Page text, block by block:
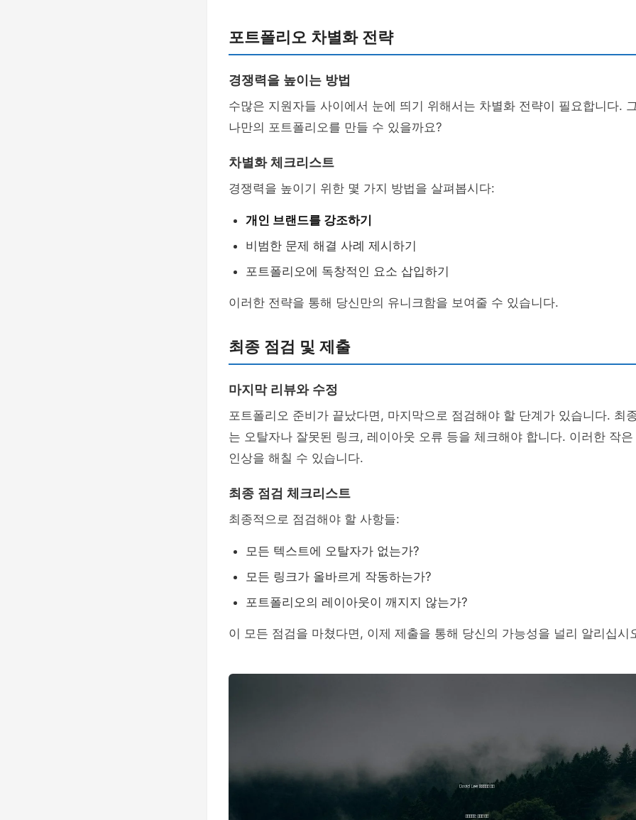
포트폴리오 차별화 전략
경쟁력을 높이는 방법
수많은 지원자들 사이에서 눈에 띄기 위해서는 차별화 전략이 필요합니다.
나만의 포트폴리오를 만들 수 있을까요?
차별화 체크리스트
경쟁력을 높이기 위한 몇 가지 방법을 살펴봅시다:
개인 브랜드를 강조하기
비범한 문제 해결 사례 제시하기
포트폴리오에 독창적인 요소 삽입하기
이러한 전략을 통해 당신만의 유니크함을 보여줄 수 있습니다.
최종 점검 및 제출
마지막 리뷰와 수정
포트폴리오 준비가 끝났다면, 마지막으로 점검해야 할 단계가 있습니다. 최
는 오탈자나 잘못된 링크, 레이아웃 오류 등을 체크해야 합니다. 이러한 작
인상을 해칠 수 있습니다.
최종 점검 체크리스트
최종적으로 점검해야 할 사항들:
모든 텍스트에 오탈자가 없는가?
모든 링크가 올바르게 작동하는가?
포트폴리오의 레이아웃이 깨지지 않는가?
이 모든 점검을 마쳤다면, 이제 제출을 통해 당신의 가능성을 널리 알리십시